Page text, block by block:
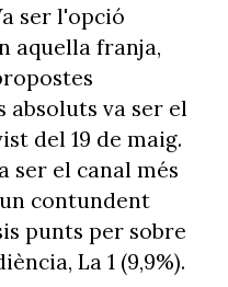
ser l'opció
aquella franja,
absoluts va ser el
del 19 de maig.
ser el canal més
contundent
punts per sobre
La 1 (9,9%).